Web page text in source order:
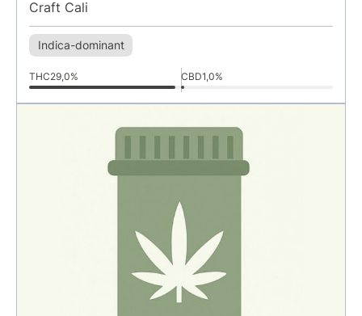
Craft Cali
Indica-dominant
THC29,0% CBD1,0%